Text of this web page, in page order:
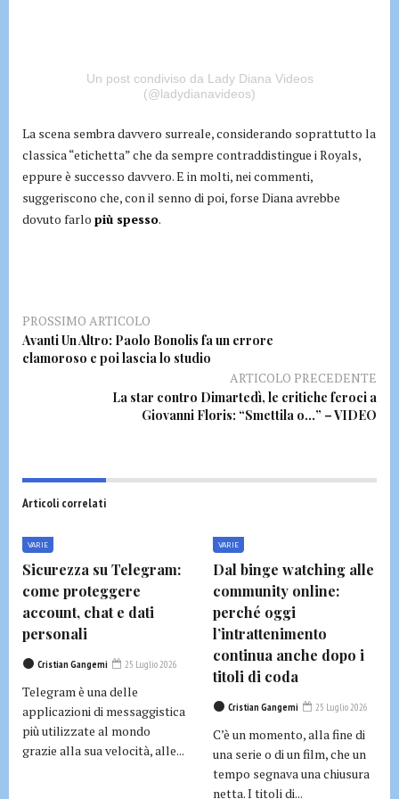
Un post condiviso da Lady Diana Videos
(@ladydianavideos)
La scena sembra davvero surreale, considerando soprattutto la
classica “etichetta” che da sempre contraddistingue i Royals,
eppure è successo davvero. E in molti, nei commenti,
suggeriscono che, con il senno di poi, forse Diana avrebbe
dovuto farlo più spesso.
PROSSIMO ARTICOLO
Avanti Un Altro: Paolo Bonolis fa un errore
clamoroso e poi lascia lo studio
ARTICOLO PRECEDENTE
La star contro Dimartedì, le critiche feroci a
Giovanni Floris: “Smettila o…” – VIDEO
Articoli correlati
VARIE
Sicurezza su Telegram:
come proteggere
account, chat e dati
personali
Cristian Gangemi 25 Luglio 2026
Telegram è una delle
applicazioni di messaggistica
più utilizzate al mondo
grazie alla sua velocità, alle...
VARIE
Dal binge watching alle
community online:
perché oggi
l’intrattenimento
continua anche dopo i
titoli di coda
Cristian Gangemi 25 Luglio 2026
C’è un momento, alla fine di
una serie o di un film, che un
tempo segnava una chiusura
netta. I titoli di...